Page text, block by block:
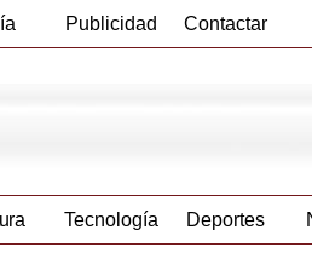
Publicidad Contactar
Tecnología Deportes